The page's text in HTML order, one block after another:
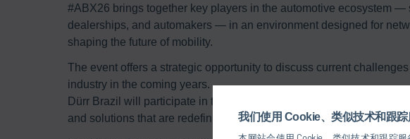
我们使用 Cookie、类似技术和跟踪
#ABX26 brings together key players in the automotive ecosystem —
dealerships, and automakers — in an environment designed for
shaping the future of mobility.
The event offers a strategic opportunity to discuss current
industry in the coming years.
Dürr Brazil will participate in the Technology and Innovation
and solutions that are redefining production processes and driving